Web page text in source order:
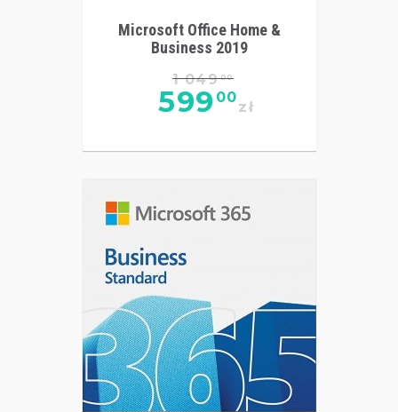
Microsoft Office Home &
Business 2019
1 04900
599 00
zł